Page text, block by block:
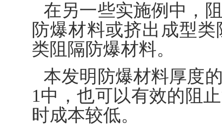
在另一些实施例中，
防爆材料或挤出成型
类阻隔防爆材料。
本发明防爆材料厚度
1中，也可以有效的阻
时成本较低。